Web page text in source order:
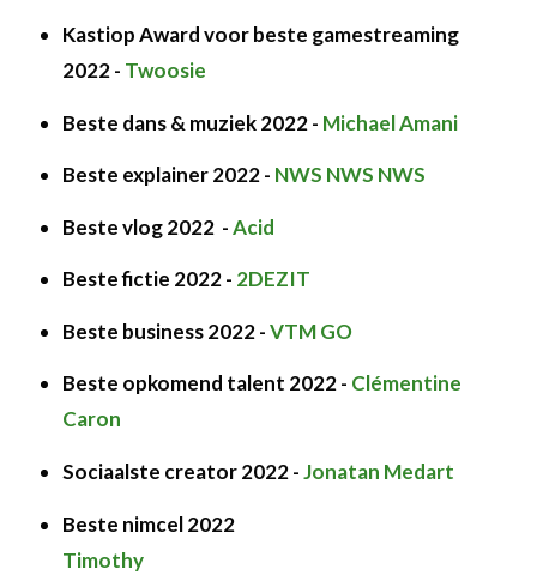
Kastiop Award voor beste gamestreaming
2022 - Twoosie
Beste dans & muziek 2022 - Michael Amani
Beste explainer 2022 - NWS NWS NWS
Beste vlog 2022 -Acid
Beste fictie 2022 - 2DEZIT
Beste business 2022 -VTM GO
Beste opkomend talent 2022 - Clémentine
Caron
Sociaalste creator 2022 -Jonatan Medart
Beste nimcel 2022
Timothy